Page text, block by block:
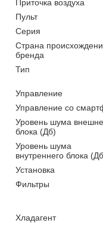
Приточка воздуха
Пульт
Серия
Страна
бренда
Тип
Управление
Управление со
Уровень шума
блока (Дб)
Уровень шума
внутреннего блока
Установка
Фильтры
Хладагент